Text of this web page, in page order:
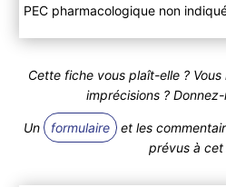
PEC pharmacologique non
Cette fiche vous plaît-elle ?
imprécisions ?
Un formulaire
et les
prévus à